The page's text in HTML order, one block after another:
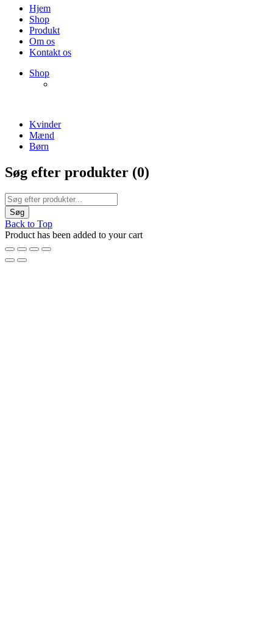
Hjem
Shop
Produkt
Om os
Kontakt os
Shop
Kvinder
Mænd
Børn
Søg efter produkter (0)
Back to Top
Product has been added to your cart